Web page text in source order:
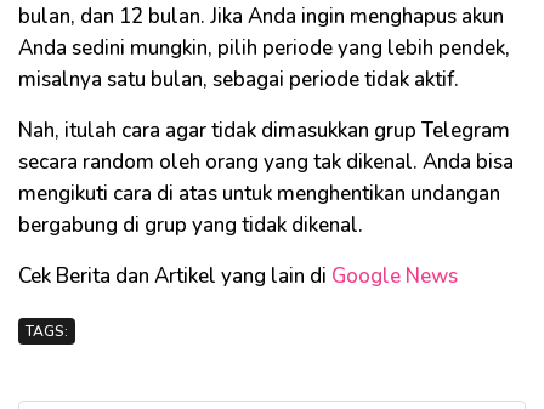
bulan, dan 12 bulan. Jika Anda ingin menghapus akun
Anda sedini mungkin, pilih periode yang lebih pendek,
misalnya satu bulan, sebagai periode tidak aktif.
Nah, itulah cara agar tidak dimasukkan grup Telegram
secara random oleh orang yang tak dikenal. Anda bisa
mengikuti cara di atas untuk menghentikan undangan
bergabung di grup yang tidak dikenal.
Cek Berita dan Artikel yang lain di Google News
TAGS: